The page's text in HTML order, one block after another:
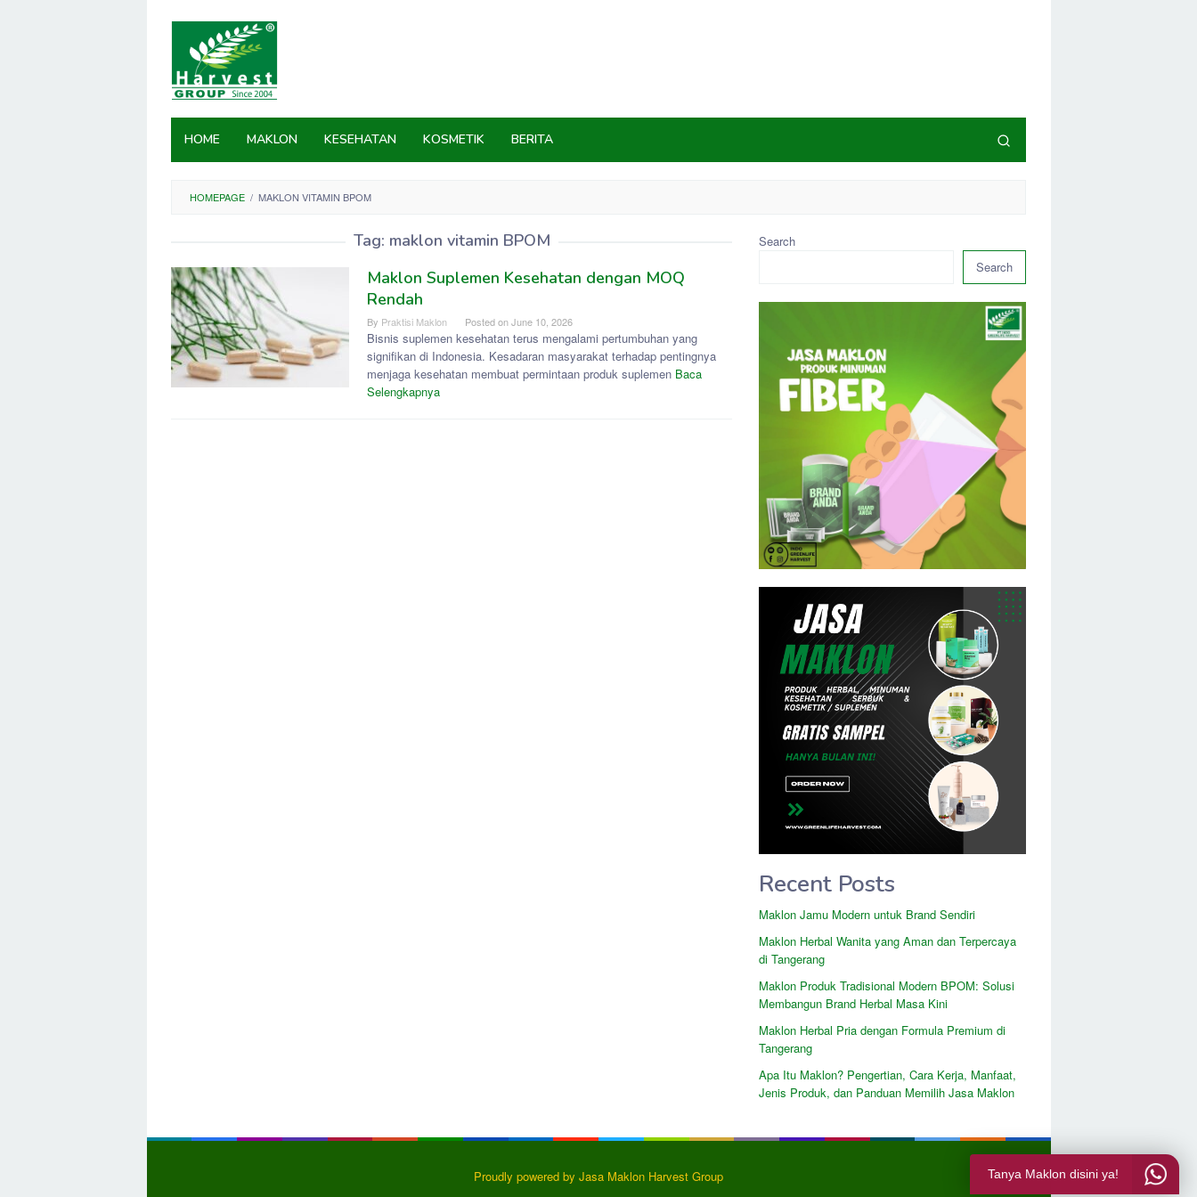
HOME MAKLON KESEHATAN KOSMETIK BERITA
HOMEPAGE / MAKLON VITAMIN BPOM
Tag: maklon vitamin BPOM
Maklon Suplemen Kesehatan dengan MOQ
Rendah
By Praktisi Maklon Posted onJune 10, 2026
Bisnis suplemen kesehatan terus mengalami pertumbuhan yang
signifikan di Indonesia. Kesadaran masyarakat terhadap pentingnya
menjaga kesehatan membuat permintaan produk suplemen Baca
Selengkapnya
Search
Search
Recent Posts
Maklon Jamu Modern untuk Brand Sendiri
Maklon Herbal Wanita yang Aman dan Terpercaya
di Tangerang
Maklon Produk Tradisional Modern BPOM: Solusi
Membangun Brand Herbal Masa Kini
Maklon Herbal Pria dengan Formula Premium di
Tangerang
Apa Itu Maklon? Pengertian, Cara Kerja, Manfaat,
Jenis Produk, dan Panduan Memilih Jasa Maklon
Proudly powered by Jasa Maklon Harvest Group Tanya Maklon disini ya!